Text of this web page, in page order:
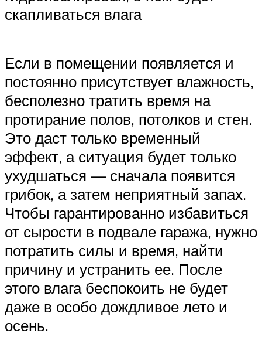
скапливаться влага
Если в помещении появляется и
постоянно присутствует влажность,
бесполезно тратить время на
протирание полов, потолков и стен.
Это даст только временный
эффект, а ситуация будет только
ухудшаться — сначала появится
грибок, а затем неприятный запах.
Чтобы гарантированно избавиться
от сырости в подвале гаража, нужно
потратить силы и время, найти
причину и устранить ее. После
этого влага беспокоить не будет
даже в особо дождливое лето и
осень.